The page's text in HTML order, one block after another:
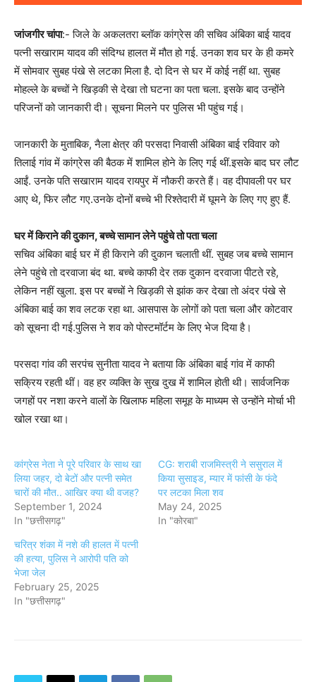
जांजगीर चांपा:- जिले के अकलतरा ब्लॉक कांग्रेस की सचिव अंबिका बाई यादव
पत्नी सखाराम यादव की संदिग्ध हालत में मौत हो गई. उनका शव घर के ही कमरे
में सोमवार सुबह पंखे से लटका मिला है. दो दिन से घर में कोई नहीं था. सुबह
मोहल्ले के बच्चों ने खिड़की से देखा तो घटना का पता चला. इसके बाद उन्होंने
परिजनों को जानकारी दी। सूचना मिलने पर पुलिस भी पहुंच गई।
जानकारी के मुताबिक, नैला क्षेत्र की परसदा निवासी अंबिका बाई रविवार को
तिलाई गांव में कांग्रेस की बैठक में शामिल होने के लिए गई थीं.इसके बाद घर लौट
आईं. उनके पति सखाराम यादव रायपुर में नौकरी करते हैं। वह दीपावली पर घर
आए थे, फिर लौट गए.उनके दोनों बच्चे भी रिश्तेदारी में घूमने के लिए गए हुए हैं.
घर में किराने की दुकान, बच्चे सामान लेने पहुंचे तो पता चला
सचिव अंबिका बाई घर में ही किराने की दुकान चलाती थीं. सुबह जब बच्चे सामान
लेने पहुंचे तो दरवाजा बंद था. बच्चे काफी देर तक दुकान दरवाजा पीटते रहे,
लेकिन नहीं खुला. इस पर बच्चों ने खिड़की से झांक कर देखा तो अंदर पंखे से
अंबिका बाई का शव लटक रहा था. आसपास के लोगों को पता चला और कोटवार
को सूचना दी गई.पुलिस ने शव को पोस्टमॉर्टम के लिए भेज दिया है।
परसदा गांव की सरपंच सुनीता यादव ने बताया कि अंबिका बाई गांव में काफी
सक्रिय रहती थीं। वह हर व्यक्ति के सुख दुख में शामिल होती थी। सार्वजनिक
जगहों पर नशा करने वालों के खिलाफ महिला समूह के माध्यम से उन्होंने मोर्चा भी
खोल रखा था।
कांग्रेस नेता ने पूरे परिवार के साथ खा
लिया जहर, दो बेटों और पत्नी समेत
चारों की मौत.. आखिर क्या थी वजह?
September 1, 2024
In "छत्तीसगढ़"
CG: शराबी राजमिस्त्री ने ससुराल में
किया सुसाइड, म्यार में फांसी के फंदे
पर लटका मिला शव
May 24, 2025
In "कोरबा"
चरित्र शंका में नशे की हालत में पत्नी
की हत्या, पुलिस ने आरोपी पति को
भेजा जेल
February 25, 2025
In "छत्तीसगढ़"